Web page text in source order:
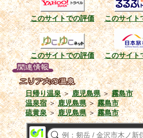
このサイトでの評価 このサイト
このサイトでの評価 このサイト
日帰り温泉＞鹿児島県＞霧島市
温泉宿＞鹿児島県＞霧島市
硫黄泉＞鹿児島県＞霧島市